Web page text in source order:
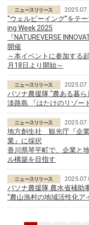
“ウェルビーイング”をテ
ing Week 2025
『NATUREVERSE
開催
～本イベントに参加する
月18日より開始～
パソナ農援隊 “農ある暮
淡路島 『はたけのリゾー
地方創生社 観光庁『企
業』に採択
香川県琴平町で、企業と
ル構築を目指す
パソナ農援隊 農水省補助
“農山漁村の地域活性化ア